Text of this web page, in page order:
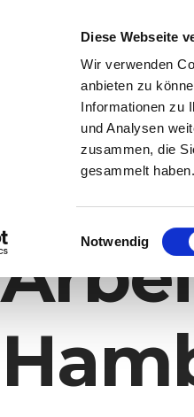
Diese Webseite
Wir verwenden
anbieten zu
Informationen zu
und Analysen
zusammen, die
gesammelt haben.
i
l
i
Notwendig
Hamburger
Coworking
Perfekt für
Startups &